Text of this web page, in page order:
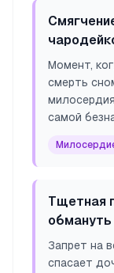
Момент,
смерть
самой
Тщетная
Запрет на
спасает